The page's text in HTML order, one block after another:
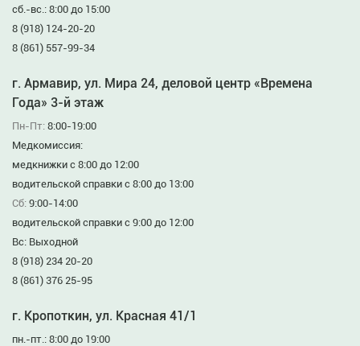
сб.-вс.: 8:00 до 15:00
8 (918) 124-20-20
8 (861) 557-99-34
г. Армавир, ул. Мира 24, деловой центр «Времена
Года» 3-й этаж
Пн-Пт: 8:00-19:00
Медкомиссия:
медкнижки с 8:00 до 12:00
водительской справки с 8:00 до 13:00
Сб: 9:00-14:00
водительской справки с 9:00 до 12:00
Вс: Выходной
8 (918) 234 20-20
8 (861) 376 25-95
г. Кропоткин, ул. Красная 41/1
пн.-пт.: 8:00 до 19:00